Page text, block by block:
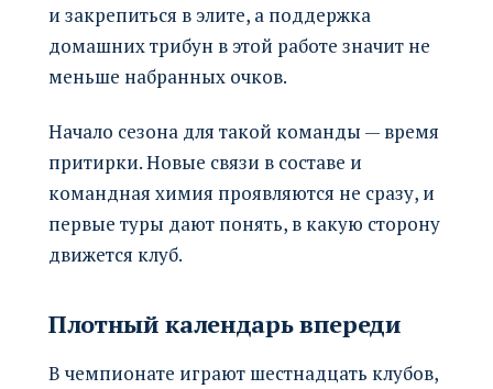
и закрепиться в элите, а поддержка
домашних трибун в этой работе значит не
меньше набранных очков.
Начало сезона для такой команды — время
притирки. Новые связи в составе и
командная химия проявляются не сразу, и
первые туры дают понять, в какую сторону
движется клуб.
Плотный календарь впереди
В чемпионате играют шестнадцать клубов,